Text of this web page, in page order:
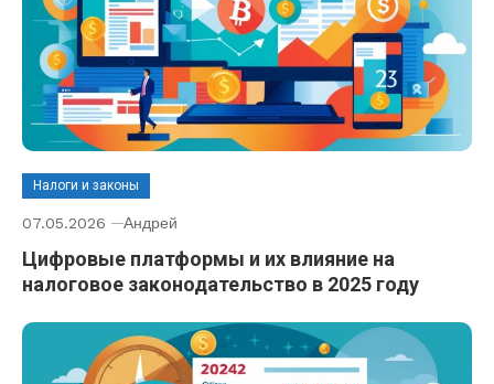
Налоги и законы
07.05.2026 Андрей
Цифровые платформы и их влияние на
налоговое законодательство в 2025 году